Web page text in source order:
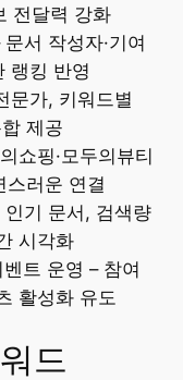
전달력 강화
서 작성자·기여
랭킹 반영
문가, 키워드별
제공
쇼핑·모두의뷰티
스러운 연결
기 문서, 검색량
시각화
트 운영 – 참여
활성화 유도
드